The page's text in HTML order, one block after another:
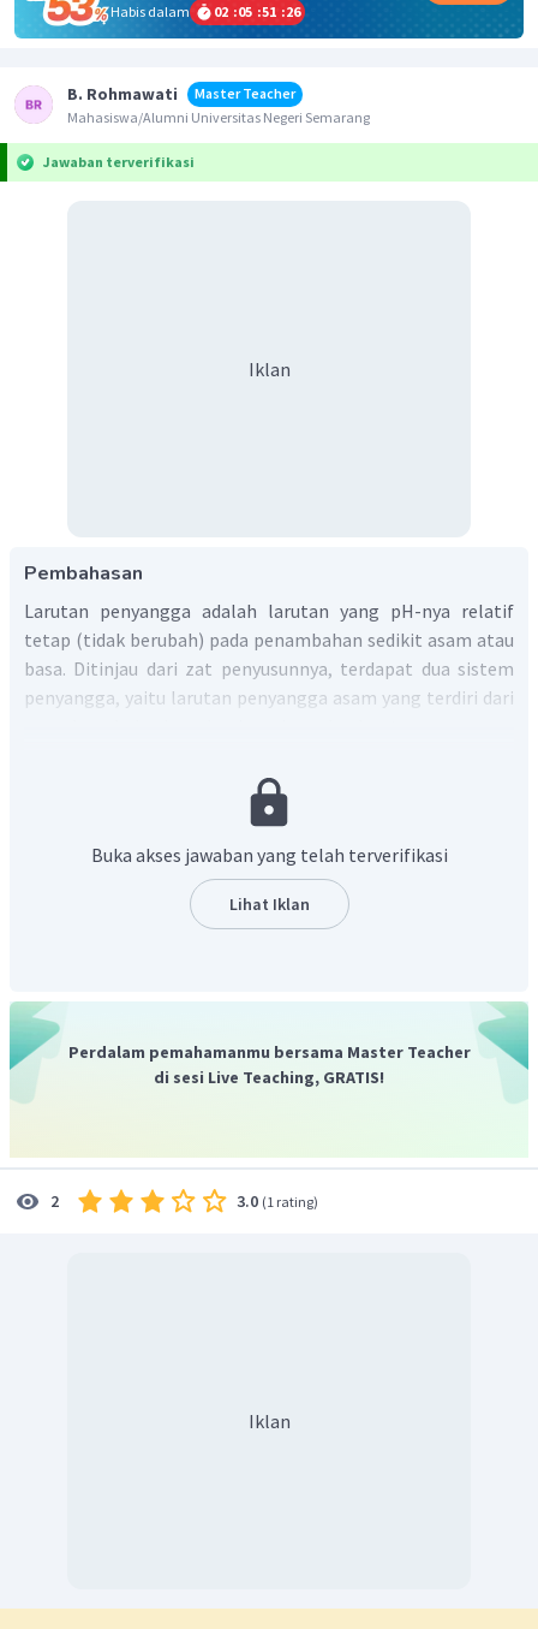
Habis dalam
02 :05 :51 :25
B. Rohmawati
Master Teacher
Mahasiswa/Alumni Universitas Negeri Semarang
Jawaban terverifikasi
Iklan
Pembahasan
Larutan penyangga adalah larutan yang pH-nya relatif
tetap (tidak berubah) pada penambahan sedikit asam atau
basa. Ditinjau dari zat penyusunnya, terdapat dua sistem
penyangga, yaitu larutan penyangga asam yang terdiri dari
Maka, daerah kurva yang menunjukkan nilai pH yang relatif
tetap pada penambahan larutan KOH adalah 1.
Buka akses jawaban yang telah terverifikasi
Lihat Iklan
Perdalam pemahamanmu bersama Master Teacher
di sesi Live Teaching, GRATIS!
2 3.0 (1 rating)
Iklan